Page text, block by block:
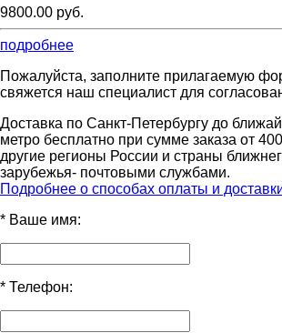
9800.00 руб.
подробнее
Пожалуйста, заполните прилагаемую
свяжется наш специалист для
Доставка по Санкт-Петербургу до
метро бесплатно при сумме заказа от
другие регионы России и страны
зарубежья- почтовыми службами.
Подробнее о способах оплаты и
* Ваше имя:
* Телефон: